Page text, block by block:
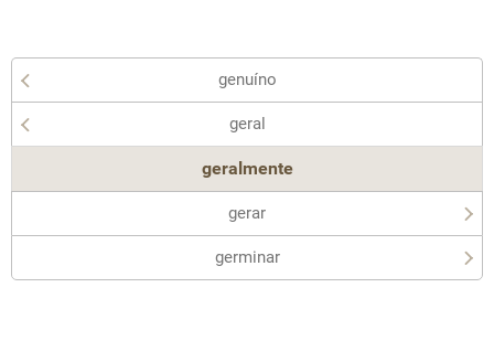
genuíno
geral
geralmente
gerar
germinar